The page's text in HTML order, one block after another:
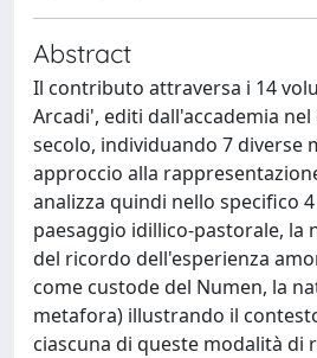
Abstract
Il contributo attraversa i 14
Arcadi', editi dall'accademia nel
secolo, individuando 7 diverse
approccio alla
analizza quindi nello specifico
paesaggio idillico-pastorale, la
del ricordo dell'esperienza
come custode del Numen, la
metafora) illustrando il
ciascuna di queste modalità di